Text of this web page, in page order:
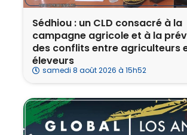
Sédhiou : un CLD consacré à la
campagne agricole et à la
des conflits entre agriculteurs
éleveurs
samedi 8 août 2026 à 15h52